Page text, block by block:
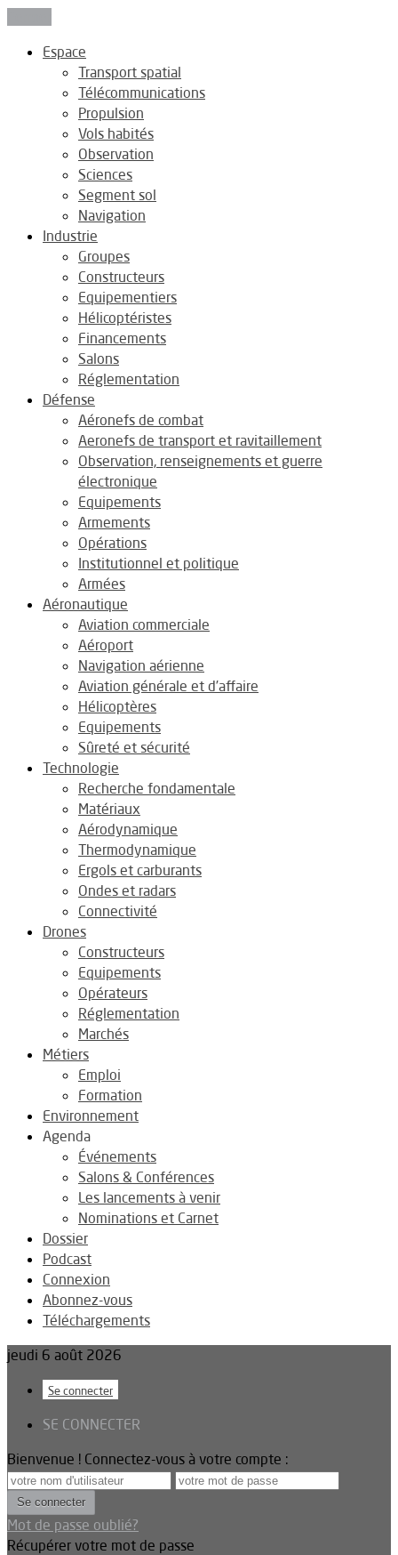
Espace
Transport spatial
Télécommunications
Propulsion
Vols habités
Observation
Sciences
Segment sol
Navigation
Industrie
Groupes
Constructeurs
Equipementiers
Hélicoptéristes
Financements
Salons
Réglementation
Défense
Aéronefs de combat
Aeronefs de transport et ravitaillement
Observation, renseignements et guerre
électronique
Equipements
Armements
Opérations
Institutionnel et politique
Armées
Aéronautique
Aviation commerciale
Aéroport
Navigation aérienne
Aviation générale et d’affaire
Hélicoptères
Equipements
Sûreté et sécurité
Technologie
Recherche fondamentale
Matériaux
Aérodynamique
Thermodynamique
Ergols et carburants
Ondes et radars
Connectivité
Drones
Constructeurs
Equipements
Opérateurs
Réglementation
Marchés
Métiers
Emploi
Formation
Environnement
Agenda
Événements
Salons & Conférences
Les lancements à venir
Nominations et Carnet
Dossier
Podcast
Connexion
Abonnez-vous
Téléchargements
jeudi 6 août 2026
Se connecter
SE CONNECTER
Bienvenue ! Connectez-vous à votre compte :
Mot de passe oublié?
Récupérer votre mot de passe